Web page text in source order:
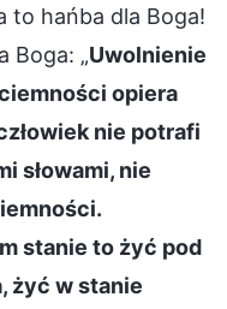
to hańba dla Boga!
Boga: „Uwolnienie
opiera
nie potrafi
słowami, nie
stanie to żyć pod
żyć w stanie